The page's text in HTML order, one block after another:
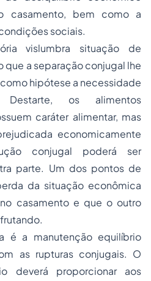
casamento, bem como a
sociais.
vislumbra situação de
a separação conjugal lhe
hipótese a necessidade
os alimentos
caráter alimentar, mas
economicamente
conjugal poderá ser
parte. Um dos pontos de
da situação econômica
casamento e que o outro
é a manutenção equilíbrio
as rupturas conjugais. O
deverá proporcionar aos